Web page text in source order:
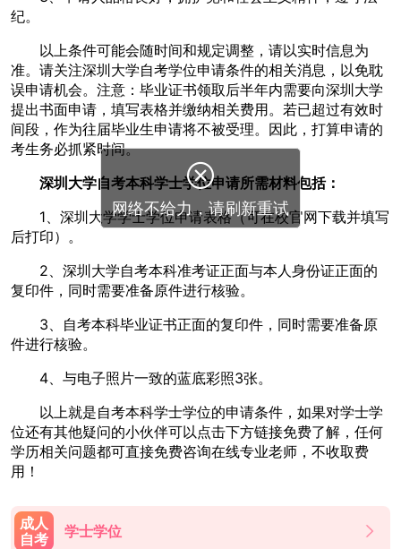
纪。
以上条件可能会随时间和规定调整，请以实时信息为
准。请关注深圳大学自考学位申请条件的相关消息，以免耽
误申请机会。注意：毕业证书领取后半年内需要向深圳大学
提出书面申请，填写表格并缴纳相关费用。若已超过有效时
间段，作为往届毕业生申请将不被受理。因此，打算申请的
考生务必抓紧时间。
深圳大学自考本科学士学位申请所需材料包括：
1、深圳大学学士学位申请表格（可在校官网下载并填写
后打印）。
2、深圳大学自考本科准考证正面与本人身份证正面的
复印件，同时需要准备原件进行核验。
3、自考本科毕业证书正面的复印件，同时需要准备原
件进行核验。
4、与电子照片一致的蓝底彩照3张。
以上就是自考本科学士学位的申请条件，如果对学士学
位还有其他疑问的小伙伴可以点击下方链接免费了解，任何
学历相关问题都可直接免费咨询在线专业老师，不收取费
用！
成人
自考
学士学位